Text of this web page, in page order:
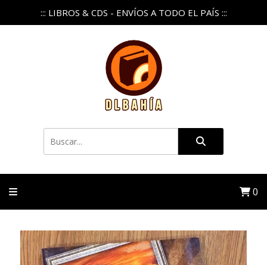
::: LIBROS & CDS - ENVÍOS A TODO EL PAÍS :::
0